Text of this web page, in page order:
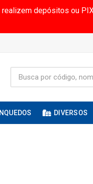
realizem depósitos ou
DIVERSOS